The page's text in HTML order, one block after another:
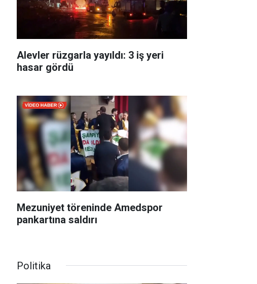
Alevler rüzgarla yayıldı: 3 iş yeri
hasar gördü
Mezuniyet töreninde Amedspor
pankartına saldırı
Politika